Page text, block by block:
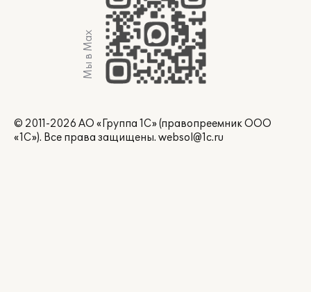
Мы в Max
© 2011-2026 АО «Группа 1С» (правопреемник ООО
«1С»). Все права защищены. websol@1c.ru